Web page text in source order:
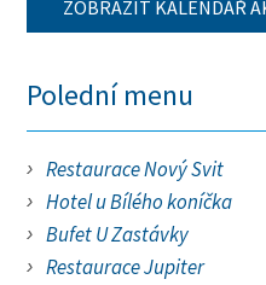
ZOBRAZIT KALENDÁŘ
Polední menu
Restaurace Nový Svit
Hotel u Bílého koníčka
Bufet U Zastávky
Restaurace Jupiter